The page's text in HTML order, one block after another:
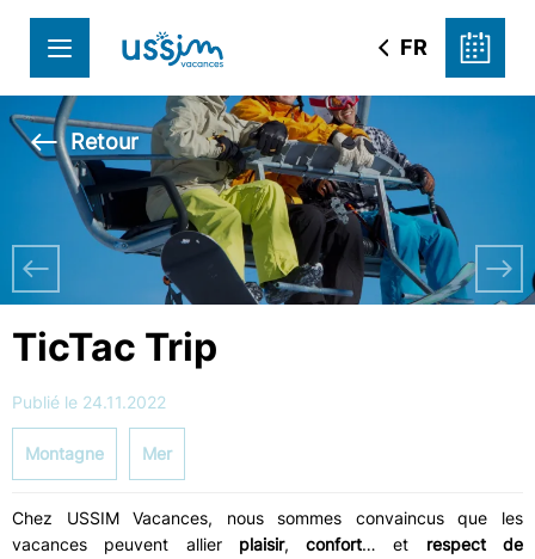
FR
Retour
TicTac Trip
Publié le 24.11.2022
Montagne Mer
Chez USSIM Vacances, nous sommes convaincus que les
vacances peuvent allier plaisir,confort… et respect de